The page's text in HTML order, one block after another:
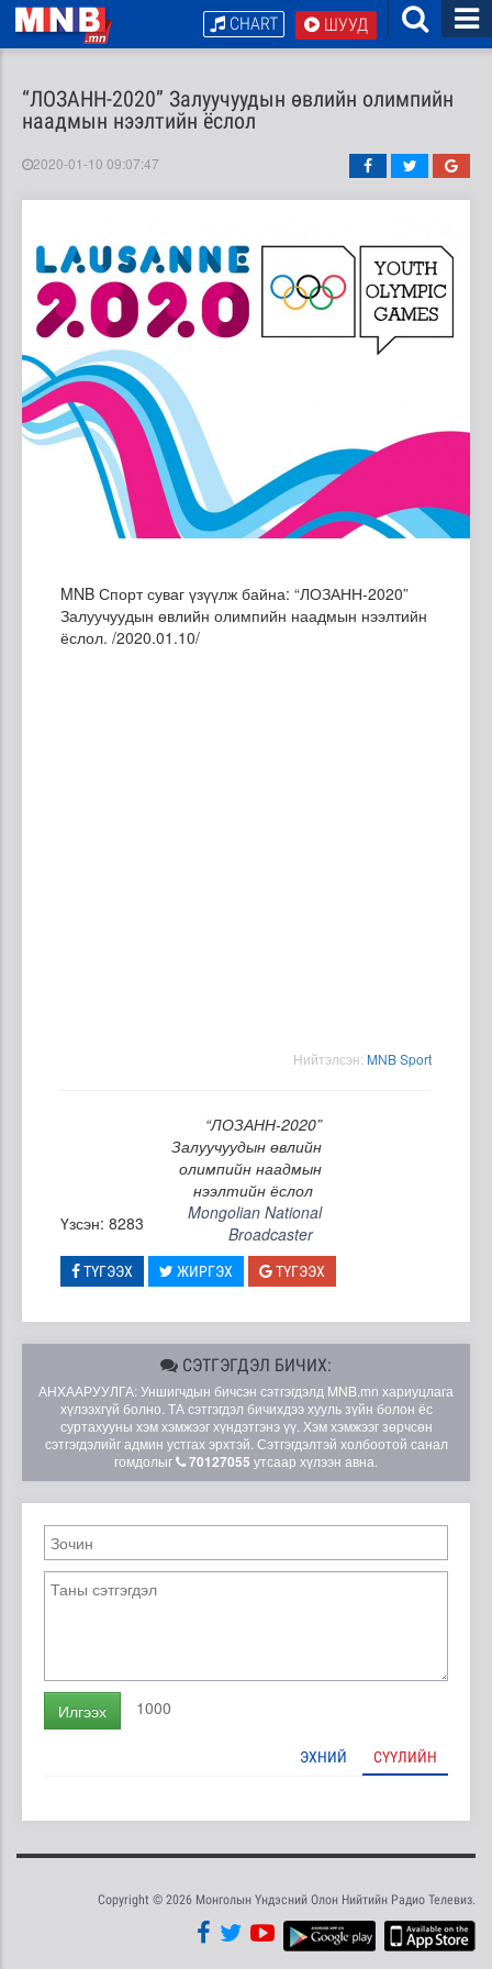
ШУУД
CHART
“ЛОЗАНН-2020” Залуучуудын өвлийн олимпийн
наадмын нээлтийн ёслол
2020-01-10 09:07:47
MNB Спорт суваг үзүүлж байна: “ЛОЗАНН-2020”
Залуучуудын өвлийн олимпийн наадмын нээлтийн
ёслол. /2020.01.10/
Нийтэлсэн: MNB Sport
“ЛОЗАНН-2020”
Залуучуудын өвлийн
олимпийн наадмын
нээлтийн ёслол
Үзсэн: 8283
Mongolian National
Broadcaster
ТҮГЭЭХ ЖИРГЭХ ТҮГЭЭХ
СЭТГЭГДЭЛ БИЧИХ:
АНХААРУУЛГА: Уншигчдын бичсэн сэтгэгдэлд MNB.mn хариуцлага
хүлээхгүй болно. ТА сэтгэгдэл бичихдээ хууль зүйн болон ёс
суртахууны хэм хэмжээг хүндэтгэнэ үү. Хэм хэмжээг зөрчсөн
сэтгэгдэлийг админ устгах эрхтэй. Сэтгэгдэлтэй холбоотой санал
гомдолыг
70127055 утсаар хүлээн авна.
Илгээх 1000
ЭХНИЙ СҮҮЛИЙН
Copyright © 2026 Монголын Үндэсний Олон Нийтийн Радио Телевиз.